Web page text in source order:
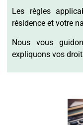
Les règles
résidence et votre
Nous vous
expliquons vos